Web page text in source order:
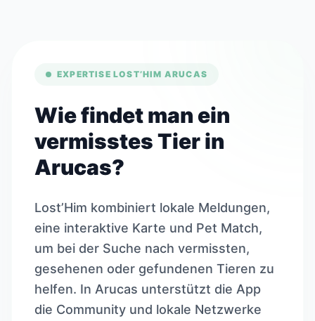
EXPERTISE LOST’HIM ARUCAS
Wie findet man ein
vermisstes Tier in
Arucas?
Lost’Him kombiniert lokale Meldungen,
eine interaktive Karte und Pet Match,
um bei der Suche nach vermissten,
gesehenen oder gefundenen Tieren zu
helfen. In Arucas unterstützt die App
die Community und lokale Netzwerke